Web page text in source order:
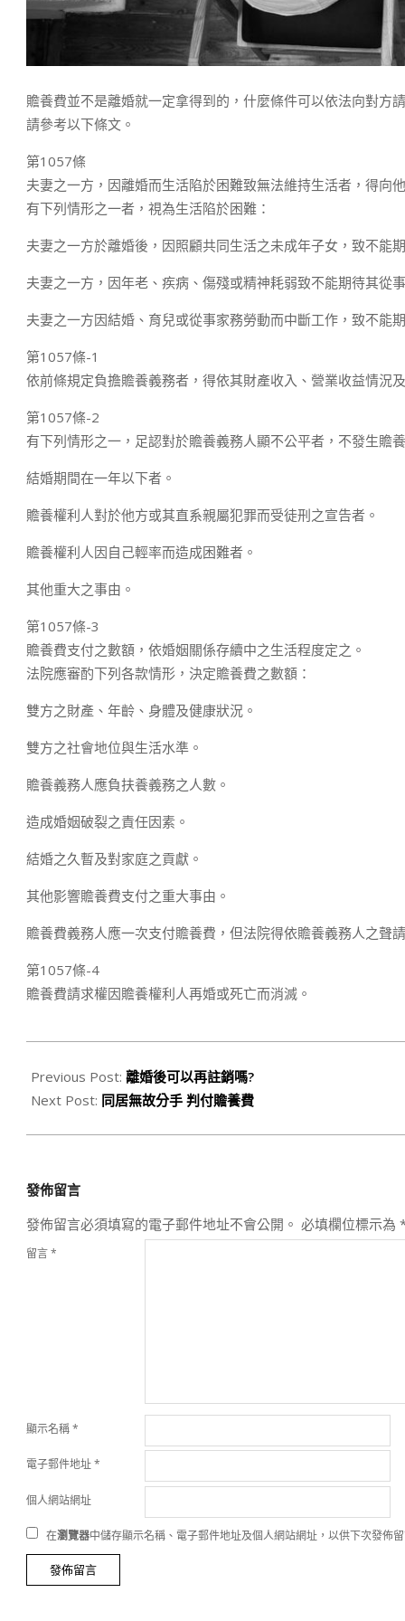
贍養費並不是離婚就一定拿得到的，什麼條件可以依法向對方
請參考以下條文。
第1057條
夫妻之一方，因離婚而生活陷於困難致無法維持生活者，得向
有下列情形之一者，視為生活陷於困難：
夫妻之一方於離婚後，因照顧共同生活之未成年子女，致不能
夫妻之一方，因年老、疾病、傷殘或精神耗弱致不能期待其從
夫妻之一方因結婚、育兒或從事家務勞動而中斷工作，致不能
第1057條-1
依前條規定負擔贍養義務者，得依其財產收入、營業收益情況
第1057條-2
有下列情形之一，足認對於贍養義務人顯不公平者，不發生贍
結婚期間在一年以下者。
贍養權利人對於他方或其直系親屬犯罪而受徒刑之宣告者。
贍養權利人因自己輕率而造成困難者。
其他重大之事由。
第1057條-3
贍養費支付之數額，依婚姻關係存續中之生活程度定之。
法院應審酌下列各款情形，決定贍養費之數額：
雙方之財產、年齡、身體及健康狀況。
雙方之社會地位與生活水準。
贍養義務人應負扶養義務之人數。
造成婚姻破裂之責任因素。
結婚之久暫及對家庭之貢獻。
其他影響贍養費支付之重大事由。
贍養費義務人應一次支付贍養費，但法院得依贍養義務人之聲
第1057條-4
贍養費請求權因贍養權利人再婚或死亡而消滅。
03-
03
Previous Post: 離婚後可以再註銷嗎?
Next Post: 同居無故分手 判付贍養費
發佈留言
發佈留言必須填寫的電子郵件地址不會公開。 必填欄位標示為
留言*
顯示名稱*
電子郵件地址*
個人網站網址
在瀏覽器中儲存顯示名稱、電子郵件地址及個人網站網址，以供下次發佈留